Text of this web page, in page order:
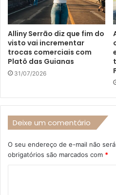
Alliny Serrão diz que fim do
visto vai incrementar
trocas comerciais com
Platô das Guianas
31/07/2026
Deixe um comentário
O seu endereço de e-mail não
obrigatórios são marcados com *